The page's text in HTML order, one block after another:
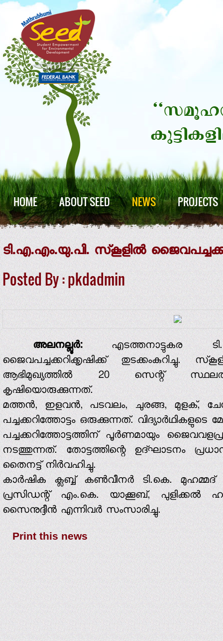
HOME ABOUT SEED NEWS PROJECTS
ടി.എ.എം.യു.പി. സ്‌കൂളില്‍
Posted By : pkdadmin
അലനല്ലൂര്‍:എടത്തനാട്ടുകര
ജൈവപച്ചക്കറിക്കൃഷിക്ക് തുടക്കംകുറിച്ചു.
ആഭിമുഖ്യത്തില്‍ 20 സെന്റ്
കൃഷിയൊരുക്കുന്നത്.
മത്തന്‍, ഇളവന്‍, പടവലം, ചുരങ്ങ, മുളക്,
പച്ചക്കറിത്തോട്ടം ഒരുക്കുന്നത്.
പച്ചക്കറിത്തോട്ടത്തിന് പൂര്‍ണമായും
നടത്തുന്നത്. തോട്ടത്തിന്റെ ഉദ്ഘാടനം
തൈനട്ട് നിര്‍വഹിച്ചു.
കാര്‍ഷിക ക്ലബ്ബ് കണ്‍വീനര്‍ ടി.കെ. മുഹമ്മദ്
പ്രസിഡന്റ് എം.കെ. യാക്കൂബ്, പുളിക്കല്‍
സൈനുദ്ദീന്‍ എന്നിവര്‍ സംസാരിച്ചു.
Print this news